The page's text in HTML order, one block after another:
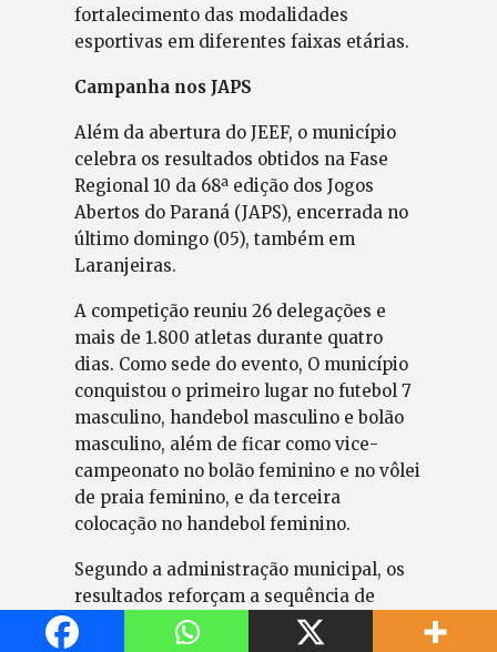
fortalecimento das modalidades
esportivas em diferentes faixas etárias.
Campanha nos JAPS
Além da abertura do JEEF, o município
celebra os resultados obtidos na Fase
Regional 10 da 68ª edição dos Jogos
Abertos do Paraná (JAPS), encerrada no
último domingo (05), também em
Laranjeiras.
A competição reuniu 26 delegações e
mais de 1.800 atletas durante quatro
dias. Como sede do evento, O município
conquistou o primeiro lugar no futebol 7
masculino, handebol masculino e bolão
masculino, além de ficar como vice-
campeonato no bolão feminino e no vôlei
de praia feminino, e da terceira
colocação no handebol feminino.
Segundo a administração municipal, os
resultados reforçam a sequência de
conquistas do esporte local, que já havia